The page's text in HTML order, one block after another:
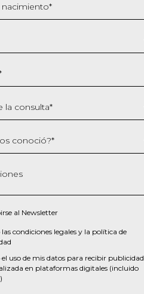
nacimiento*
la consulta*
conoció?*
al Newsletter
condiciones legales y la política de
uso de mis datos para recibir publicidad
en plataformas digitales (incluido